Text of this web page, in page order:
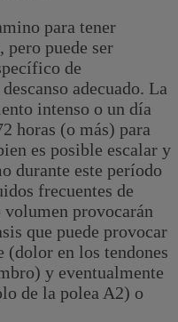
para tener
pero puede ser
de
adecuado. La
intenso o un día
horas (o más) para
es posible escalar y
durante este período
frecuentes de
volumen provocarán
que puede provocar
(dolor en los tendones
y eventualmente
de la polea A2) o